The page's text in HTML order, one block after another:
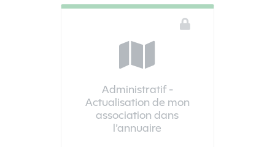
Administratif -
Actualisation de mon
association dans
l’annuaire